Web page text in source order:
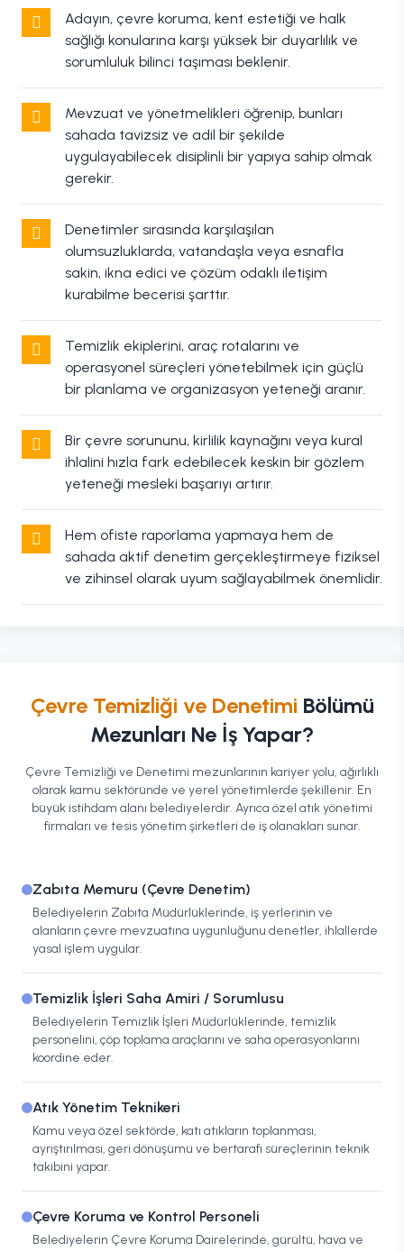
Adayın, çevre koruma, kent estetiği ve halk
sağlığı konularına karşı yüksek bir duyarlılık ve
sorumluluk bilinci taşıması beklenir.
Mevzuat ve yönetmelikleri öğrenip, bunları
sahada tavizsiz ve adil bir şekilde
uygulayabilecek disiplinli bir yapıya sahip olmak
gerekir.
Denetimler sırasında karşılaşılan
olumsuzluklarda, vatandaşla veya esnafla
sakin, ikna edici ve çözüm odaklı iletişim
kurabilme becerisi şarttır.
Temizlik ekiplerini, araç rotalarını ve
operasyonel süreçleri yönetebilmek için güçlü
bir planlama ve organizasyon yeteneği aranır.
Bir çevre sorununu, kirlilik kaynağını veya kural
ihlalini hızla fark edebilecek keskin bir gözlem
yeteneği mesleki başarıyı artırır.
Hem ofiste raporlama yapmaya hem de
sahada aktif denetim gerçekleştirmeye fiziksel
ve zihinsel olarak uyum sağlayabilmek önemlidir.
Çevre Temizliği ve Denetimi Bölümü
Mezunları Ne İş Yapar?
Çevre Temizliği ve Denetimi mezunlarının kariyer yolu, ağırlıklı
olarak kamu sektöründe ve yerel yönetimlerde şekillenir. En
büyük istihdam alanı belediyelerdir. Ayrıca özel atık yönetimi
firmaları ve tesis yönetim şirketleri de iş olanakları sunar.
Zabıta Memuru (Çevre Denetim)
Belediyelerin Zabıta Müdürlüklerinde, iş yerlerinin ve
alanların çevre mevzuatına uygunluğunu denetler, ihlallerde
yasal işlem uygular.
Temizlik İşleri Saha Amiri / Sorumlusu
Belediyelerin Temizlik İşleri Müdürlüklerinde, temizlik
personelini, çöp toplama araçlarını ve saha operasyonlarını
koordine eder.
Atık Yönetim Teknikeri
Kamu veya özel sektörde, katı atıkların toplanması,
ayrıştırılması, geri dönüşümü ve bertarafı süreçlerinin teknik
takibini yapar.
Çevre Koruma ve Kontrol Personeli
Belediyelerin Çevre Koruma Dairelerinde, gürültü, hava ve